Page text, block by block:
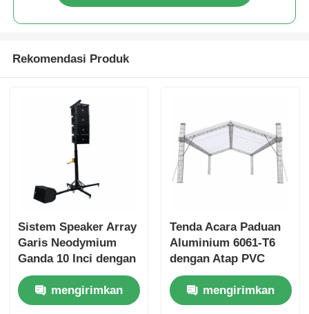
Rekomendasi Produk
Sistem Speaker Array
Garis Neodymium
Ganda 10 Inci dengan
Dudukan Winch
Manual dan Basis
Cadik 4 Titik untuk
mengirimkan
Tenda Acara Paduan
Aluminium 6061-T6
dengan Atap PVC
Tahan Air dan Desain
Portabel Modular
mengirimkan